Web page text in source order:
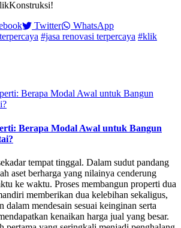
Twitter
WhatsApp
#jasa renovasi terpercaya #klik
Berapa Modal Awal untuk Bangun
tempat tinggal. Dalam sudut pandang
aset berharga yang nilainya cenderung
ke waktu. Proses membangun properti dua
memberikan dua kelebihan sekaligus,
dalam mendesain sesuai keinginan serta
kenaikan harga jual yang besar.